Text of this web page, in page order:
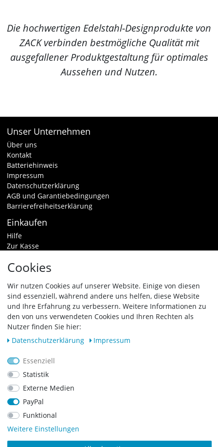
Die hochwertigen Edelstahl-Designprodukte von
ZACK verbinden bestmögliche Qualität mit
ausgefallener Produktgestaltung für optimales
Aussehen und Nutzen.
Unser Unternehmen
Über uns
Kontakt
Batteriehinweis
Impressum
Datenschutzerklärung
AGB und Garantiebedingungen
Barrierefreiheitserklärung
Einkaufen
Hilfe
Zur Kasse
Zahlungsarten & Versand
Vertrag widerrufen
Zahlungsarten
Cookies
Wir nutzen Cookies auf unserer Website. Einige von diesen
sind essenziell, während andere uns helfen, diese Website
und Ihre Erfahrung zu verbessern. Weitere Informationen zu
den von uns verwendeten Cookies und Ihren Rechten als
Nutzer finden Sie hier:
Daten­schutz­erklärung
Impressum
Essenziell
Statistik
Externe Medien
PayPal
Funktional
Weitere Einstellungen